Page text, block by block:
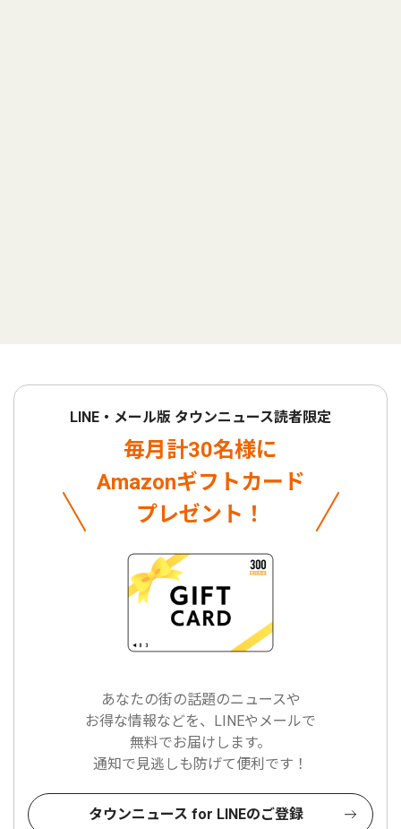
LINE・メール版 タウンニュース読者限定
毎月計30名様に
Amazonギフトカード
プレゼント！
あなたの街の話題のニュースや
お得な情報などを、LINEやメールで
無料でお届けします。
通知で見逃しも防げて便利です！
タウンニュース for LINEのご登録